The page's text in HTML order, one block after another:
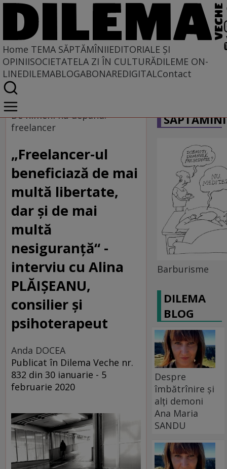
Home TEMA SĂPTĂMÎNIIEDITORIALE ȘI
OPINIISOCIETATELA ZI ÎN CULTURĂDILEME ON-
LINEDILEMABLOGABONAREDIGITALContact
Home
Tema săptămînii
De nimeni nu depand:
freelancer
„Freelancer-ul
beneficiază de mai
multă libertate,
dar și de mai
multă
nesiguranță“ -
interviu cu Alina
PLĂIȘEANU,
consilier și
psihoterapeut
Anda DOCEA
Publicat în Dilema Veche nr.
832 din 30 ianuarie - 5
februarie 2020
Barburisme
DILEMA
BLOG
Despre
îmbătrînire și
alți demoni
Ana Maria
SANDU